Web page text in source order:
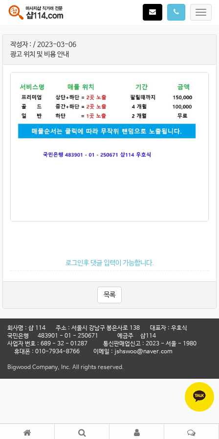
작성자 : / 2023-03-06
광고 위치 및 비용 안내
로그인후 댓글 입력이 가능합니다.
목록
회사명 : 샵 114 주소 : 서울시 강남구 봉은사로 138 대표자 : 우호식
국민은행 483901 - 01 - 250671 예금주 샵114
사업자 번호 : 689 - 32 - 01287 통신판매업신고 : 2023 - 서울 - 1980
휴대폰 : 010-7934-8766 이메일 : jshswoo@naver.com
Bigwood Company, Inc. All rights reserved.